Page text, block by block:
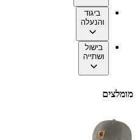
ביגוד
והנעלה
בישול
ושתייה
מומלצים